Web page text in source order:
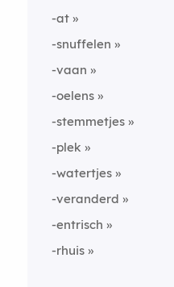
-at
-snuffelen
-vaan
-oelens
-stemmetjes
-plek
-watertjes
-veranderd
-entrisch
-rhuis